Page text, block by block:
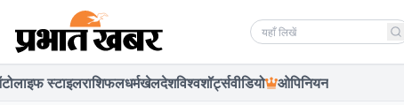
Search news
लाइफ स्टाइलराशिफलधर्मखेलदेशविश्वशॉर्ट्सवीडियो ओपिनियन